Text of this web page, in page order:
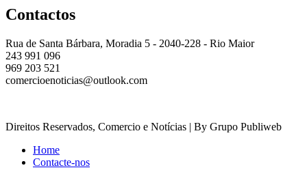
Contactos
Rua de Santa Bárbara, Moradia 5 - 2040-228 - Rio Maior
243 991 096
969 203 521
comercioenoticias@outlook.com
Direitos Reservados, Comercio e Notícias | By Grupo Publiweb
Home
Contacte-nos